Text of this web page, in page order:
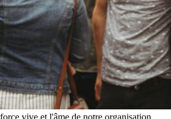
vive et l'âme de notre organisation.